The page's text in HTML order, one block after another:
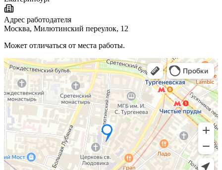
Адрес работодателя
Москва, Милютинский переулок, 12
Может отличаться от места работы.